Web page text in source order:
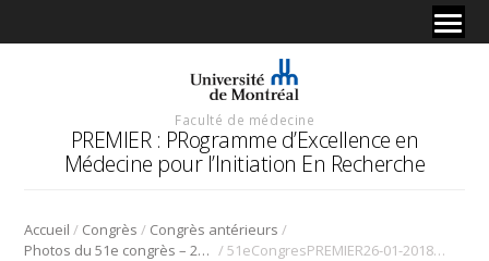
Faculté de médecine
PREMIER : PRogramme d’Excellence en
Médecine pour l’Initiation En Recherche
Accueil / Congrès / Congrès antérieurs /
Photos du 51e congrès – 2018 / 51eCongresPREMIER26-01-2018-061